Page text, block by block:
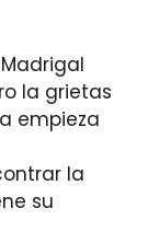
la grietas
empieza
la
su